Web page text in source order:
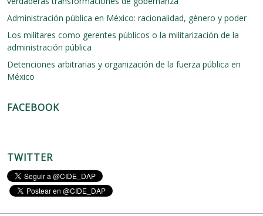
s
Administración pública en México: racionalidad, género y poder
Los militares como gerentes públicos o la militarización de la
administración pública
Detenciones arbitrarias y organización de la fuerza pública en
México
FACEBOOK
TWITTER